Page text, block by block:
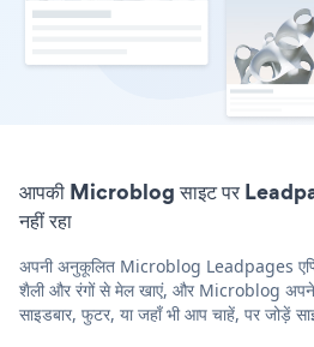
आपकी Microblog साइट पर
नहीं रहा
अपनी अनुकूलित Microblog Leadpages
शैली और रंगों से मेल खाएं, और Microblog
साइडबार, फुटर, या जहाँ भी आप चाहें, पर जोड़ें